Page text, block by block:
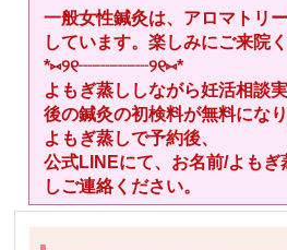
一般女性鍼灸は、アロマトリ
しています。楽しみにご来院く
*⑅︎୨୧┈︎┈︎┈︎┈︎୨୧⑅︎*
よもぎ蒸ししながら妊活相談実
後の鍼灸の初検料が無料にな
よもぎ蒸しで予約後、
公式LINEにて、お名前/よもぎ
しご連絡ください。